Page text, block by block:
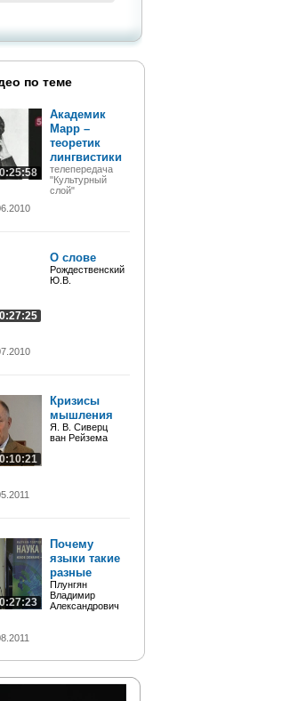
по теме
Академик
Марр –
теоретик
лингвистики
телепередача
"Культурный
слой"
О слове
Рождественский
Ю.В.
Кризисы
мышления
Я. В. Сиверц
ван Рейзема
Почему
языки такие
разные
Плунгян
Владимир
Александрович